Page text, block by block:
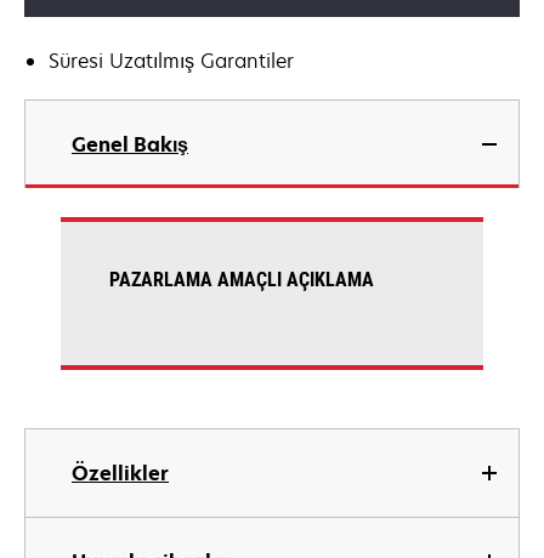
Süresi Uzatılmış Garantiler
Genel Bakış
Özellikler
PAZARLAMA AMAÇLI AÇIKLAMA